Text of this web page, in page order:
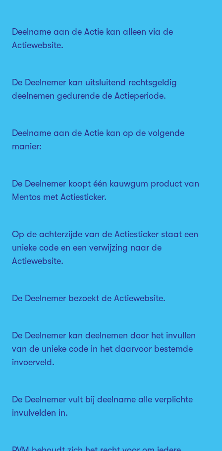
Deelname aan de Actie kan alleen via de
Actiewebsite.
De Deelnemer kan uitsluitend rechtsgeldig
deelnemen gedurende de Actieperiode.
Deelname aan de Actie kan op de volgende
manier:
De Deelnemer koopt één kauwgum product van
Mentos met Actiesticker.
Op de achterzijde van de Actiesticker staat een
unieke code en een verwijzing naar de
Actiewebsite.
De Deelnemer bezoekt de Actiewebsite.
De Deelnemer kan deelnemen door het invullen
van de unieke code in het daarvoor bestemde
invoerveld.
De Deelnemer vult bij deelname alle verplichte
invulvelden in.